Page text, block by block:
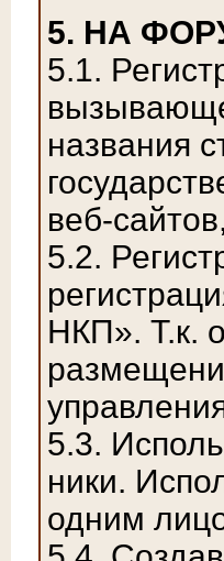
5. НА
5.1.
названия
веб-
5.2.
НКП». Т.к.
5.3.
ники.
одним